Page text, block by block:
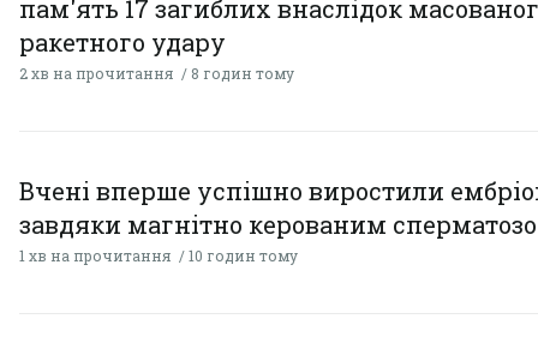
пам'ять 17 загиблих внаслідок
ракетного удару
2 хв на прочитання 8 годин тому
Вчені вперше успішно виростили
завдяки магнітно керованим
1 хв на прочитання 10 годин тому